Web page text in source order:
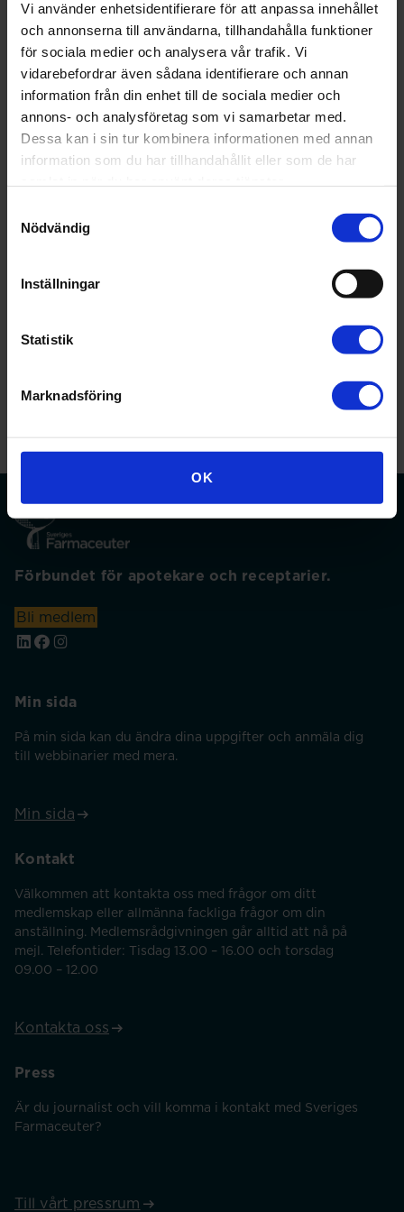
Vi använder enhetsidentifierare för att anpassa innehållet
och annonserna till användarna, tillhandahålla funktioner
för sociala medier och analysera vår trafik. Vi
vidarebefordrar även sådana identifierare och annan
information från din enhet till de sociala medier och
annons- och analysföretag som vi samarbetar med.
Dessa kan i sin tur kombinera informationen med annan
information som du har tillhandahållit eller som de har
Nödvändig
Inställningar
Statistik
Marknadsföring
OK
receptarieprogrammen.görs för att börja på
apotekarprogrammet.
Förbundet betonar dock att en
statlig utredning bör tillsättas
specifikt för denna fråga.
I utredningen föreslås lagstadgade skyldigheter för
fortbildning och att ansvaret ska ligga både på vårdgivare
och hälso- och sjukvårdspersonal, något förbundet är
idag arbetar med fortbildning trots att det är en viktig del
säger Agnieszka Madej, förbundsordförande på Sveriges
Läs hela remissvaret här
Förbundet för apotekare och receptarier.
Bli medlem
Min sida
På min sida kan du ändra dina uppgifter och anmäla dig
till webbinarier med mera.
Min sida
Kontakt
Välkommen att kontakta oss med frågor om ditt
medlemskap eller allmänna fackliga frågor om din
anställning. Medlemsrådgivningen går alltid att nå på
mejl. Telefontider: Tisdag 13.00 – 16.00 och torsdag
09.00 – 12.00
Kontakta oss
Press
Är du journalist och vill komma i kontakt med Sveriges
Farmaceuter?
Till vårt pressrum